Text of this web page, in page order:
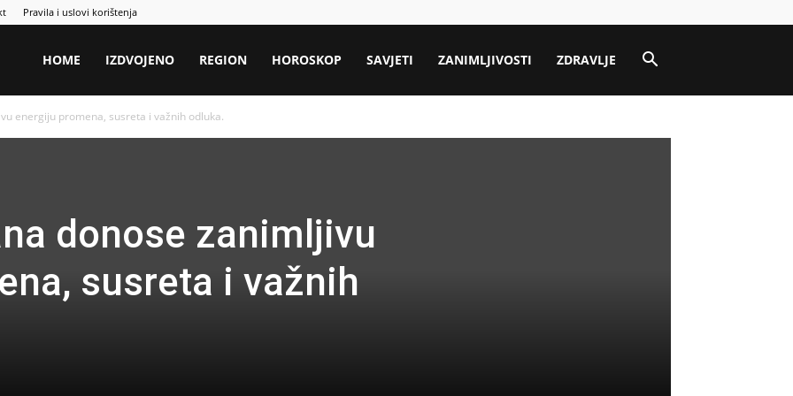
Pravila i uslovi korištenja
HOME IZDVOJENO REGION HOROSKOP SAVJETI ZANIMLJIVOSTI ZDRAVLJE
energiju promena, susreta i važnih odluka.
donose zanimljivu
susreta i važnih